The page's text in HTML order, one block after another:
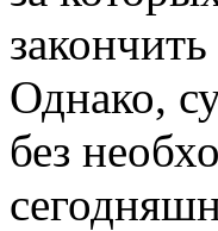
Однако,
без